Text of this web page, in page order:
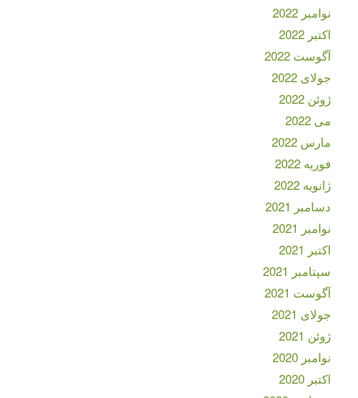
نوامبر 2022
اکتبر 2022
آگوست 2022
جولای 2022
ژوئن 2022
می 2022
مارس 2022
فوریه 2022
ژانویه 2022
دسامبر 2021
نوامبر 2021
اکتبر 2021
سپتامبر 2021
آگوست 2021
جولای 2021
ژوئن 2021
نوامبر 2020
اکتبر 2020